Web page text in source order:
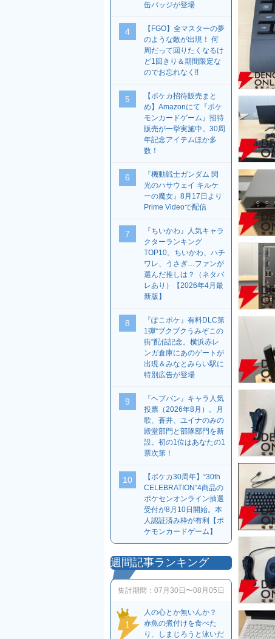
缶バッジが登場
4
【FGO】全マスターの夢
のような敵が出現！ 何
周だって回りたくなるけ
ど1回きり＆期間限定な
のでお忘れなく!!
5
【ポケカ招待販売まと
め】Amazonにて『ポケ
モンカードゲーム』招待
販売が一挙実施中。30周
年記念アイテムほか多
数！
6
『機動戦士ガンダム 閃
光のハサウェイ キルケ
ーの魔女』8月17日より
Prime Videoで配信
7
『ちいかわ』人気キャラ
クターランキング
TOP10。ちいかわ、ハチ
ワレ、うさぎ…ファンが
選んだ推しは？（ネタバ
レあり）【2026年4月最
新版】
8
『ぽこポケ』有料DLC第
1弾“ブクブクうみぞこの
街”配信記念。横浜赤レ
ンガ倉庫にあのゲートが
出現＆みなとみらい駅に
特別広告が登場
9
『ヘブバン』キャラ人気
投票（2026年8月）。月
歌、蒼井、ユイナのみの
殿堂部門と部隊部門を新
設。初の1位はあなたの1
票次第！
10
【ポケカ30周年】“30th
CELEBRATION”4商品の
ポケセンオンライン抽選
受付が8月10日開始。本
人認証済み枠が有利【ポ
ケモンカードゲーム】
週間記事ランキング
集計期間： 07月30日〜08月05日
1
人の心とか無いんか？
赤魚の煮付けを食べた
り、しまじろうと泳いだ